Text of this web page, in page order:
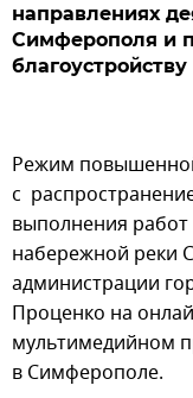
направлениях
Симферополя и
благоустройству
Режим
с
выполнения работ
набережной реки
администрации
Проценко на
мультимедийном
в Симферополе.